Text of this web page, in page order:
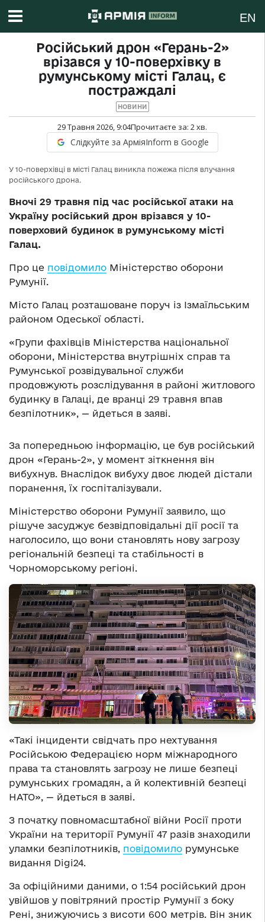
EN
Російський дрон «Герань-2»
врізався у 10-поверхівку в
румунському місті Галац, є
постраждалі
НОВИНИ
29 Травня 2026, 9:04Прочитаєте за: 2хв.
Слідкуйте за АрміяInform в Google
У 10-поверхівці в місті Галац виникла пожежа після влучання
російського дрона.
Вночі 29 травня під час російської атаки на
Україну російський дрон врізався у 10-
поверховий будинок в румунському місті
Галац.
Про це повідомило Міністерство оборони
Румунії.
Місто Галац розташоване поруч із Ізмаїльським
районом Одеської області.
«Групи фахівців Міністерства національної
оборони, Міністерства внутрішніх справ та
Румунської розвідувальної служби
продовжують розслідування в районі житлового
будинку в Галаці, де вранці 29 травня впав
безпілотник», — йдеться в заяві.
За попередньою інформацію, це був російський
дрон «Герань-2», у момент зіткнення він
вибухнув. Внаслідок вибуху двоє людей дістали
поранення, їх госпіталізували.
Міністерство оборони Румунії заявило, що
рішуче засуджує безвідповідальні дії росії та
наголосило, що вони становлять нову загрозу
регіональній безпеці та стабільності в
Чорноморському регіоні.
«Такі інциденти свідчать про нехтування
Російською Федерацією норм міжнародного
права та становлять загрозу не лише безпеці
румунських громадян, а й колективній безпеці
НАТО», — йдеться в заяві.
З початку повномасштабної війни Росії проти
України на території Румунії 47 разів знаходили
уламки безпілотників, повідомило румунське
видання Digi24.
За офіційними даними, о 1:54 російський дрон
увійшов у повітряний простір Румунії з боку
Рені, знижуючись з висоти 600 метрів. Він зник